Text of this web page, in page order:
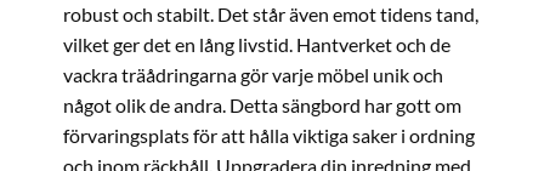
robust och stabilt. Det står även emot tidens tand,
vilket ger det en lång livstid. Hantverket och de
vackra träådringarna gör varje möbel unik och
något olik de andra. Detta sängbord har gott om
förvaringsplats för att hålla viktiga saker i ordning
och inom räckhåll. Uppgradera din inredning med